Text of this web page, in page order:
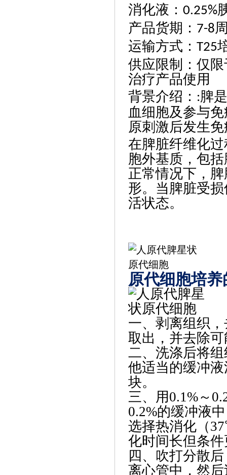
消化液 ： 0.25%
产品货期 ： 7-8
运输方式 ： T25
供应限制
： 仅
治疗产品使用
背景介绍 ： :脾
血细胞及参与
原刺激后发生
在脾脏纤维化
胞外基质，包
正常情况下，
形。当脾脏受
活状态。
原代细胞培
一、剥离组织
取出，并去除
二、‌洗涤后将
他适当的缓冲
块。
三、‌用0.1%～
0.2%的缓冲液
选择热消化（
化时间长但条
四、吹打分散
离心管中，然